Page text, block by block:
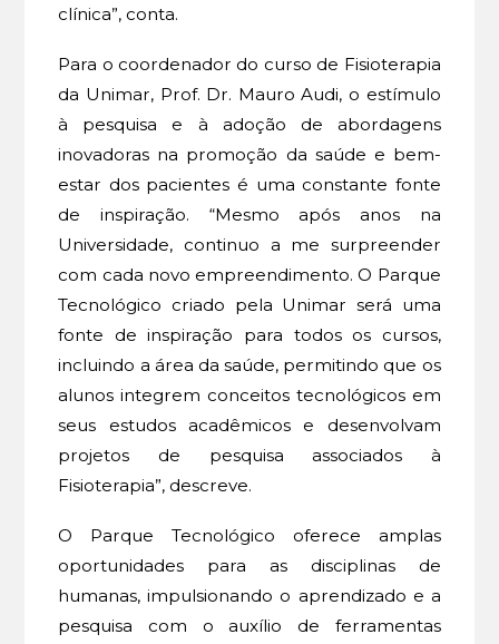
clínica”, conta.
Para o coordenador do curso de Fisioterapia
da Unimar, Prof. Dr. Mauro Audi, o estímulo
à pesquisa e à adoção de abordagens
inovadoras na promoção da saúde e bem-
estar dos pacientes é uma constante fonte
de inspiração. “Mesmo após anos na
Universidade, continuo a me surpreender
com cada novo empreendimento. O Parque
Tecnológico criado pela Unimar será uma
fonte de inspiração para todos os cursos,
incluindo a área da saúde, permitindo que os
alunos integrem conceitos tecnológicos em
seus estudos acadêmicos e desenvolvam
projetos de pesquisa associados à
Fisioterapia”, descreve.
O Parque Tecnológico oferece amplas
oportunidades para as disciplinas de
humanas, impulsionando o aprendizado e a
pesquisa com o auxílio de ferramentas